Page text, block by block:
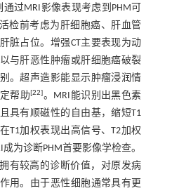
过MRI影像表现考虑到PHM可
检前考虑为肝细胞癌、肝血管
脏占位。增强CT主要表现为动
与肝恶性肿瘤或肝细胞癌破裂
。超声造影能显示肿瘤浸润情
帮助[22]。MRI能识别出黑色素
具有顺磁性的自由基，缩短T1
T1加权表现出高信号、T2加权
为诊断PHM首要影像学检查。
拥有较高的诊断价值，对原发病
用。由于恶性细胞通常具有更